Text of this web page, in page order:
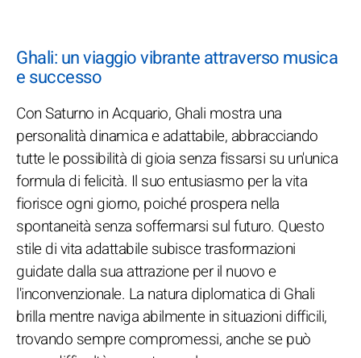
Ghali: un viaggio vibrante attraverso musica
e successo
Con Saturno in Acquario, Ghali mostra una
personalità dinamica e adattabile, abbracciando
tutte le possibilità di gioia senza fissarsi su un'unica
formula di felicità. Il suo entusiasmo per la vita
fiorisce ogni giorno, poiché prospera nella
spontaneità senza soffermarsi sul futuro. Questo
stile di vita adattabile subisce trasformazioni
guidate dalla sua attrazione per il nuovo e
l'inconvenzionale. La natura diplomatica di Ghali
brilla mentre naviga abilmente in situazioni difficili,
trovando sempre compromessi, anche se può